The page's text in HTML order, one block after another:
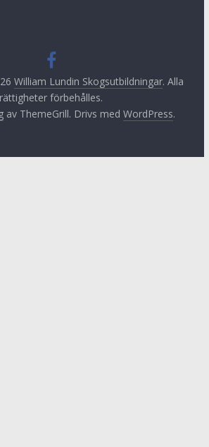
William Lundin Skogsutbildningar. Alla
rättigheter förbehålles.
av ThemeGrill. Drivs medWordPress.